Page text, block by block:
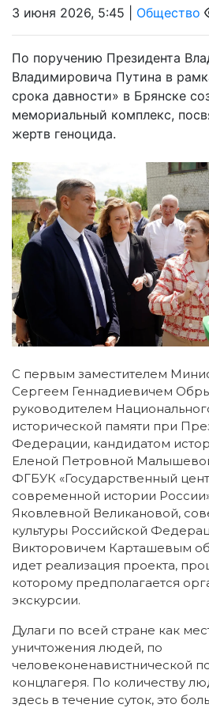
3 июня 2026, 5:45 | Общество
По поручению Президента
Владимировича Путина в
срока давности» в Брянске
мемориальный комплекс,
жертв геноцида.
С первым заместителем
Сергеем Геннадиевичем
руководителем
исторической памяти при
Федерации, кандидатом
Еленой Петровной
ФГБУК «Государственный
современной истории
Яковлевной Великановой,
культуры Российской
Викторовичем Карташевым
идет реализация проекта,
которому предполагается
экскурсии.
Дулаги по всей стране как
уничтожения людей, по
человеконенавистнической
концлагеря. По количеству
здесь в течение суток, это